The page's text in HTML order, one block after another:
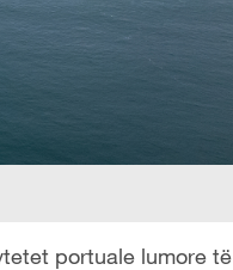
portuale lumore të